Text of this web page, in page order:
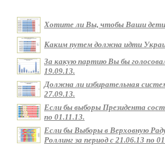
Хотите ли Вы, чтобы Ваши дети
Каким путем должна идти
За какую партию Вы бы
19.09.13.
Должна ли избирательная
27.09.13.
Если бы выборы Президента
по 01.11.13.
Если бы Выборы в Верховную
Роллинг за период с 21.06.13 по